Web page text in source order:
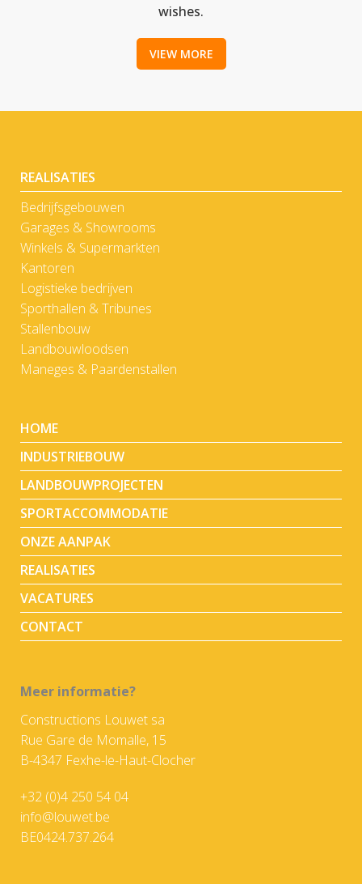
wishes.
VIEW MORE
REALISATIES
Bedrijfsgebouwen
Garages & Showrooms
Winkels & Supermarkten
Kantoren
Logistieke bedrijven
Sporthallen & Tribunes
Stallenbouw
Landbouwloodsen
Maneges & Paardenstallen
HOME
INDUSTRIEBOUW
LANDBOUWPROJECTEN
SPORTACCOMMODATIE
ONZE AANPAK
REALISATIES
VACATURES
CONTACT
Meer informatie?
Constructions Louwet sa
Rue Gare de Momalle, 15
B-4347 Fexhe-le-Haut-Clocher
+32 (0)4 250 54 04
info@louwet.be
BE0424.737.264